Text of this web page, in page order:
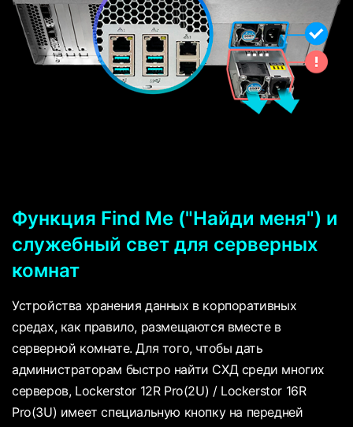
Функция Find Me ("Найди меня") и
служебный свет для серверных
комнат
Устройства хранения данных в корпоративных
средах, как правило, размещаются вместе в
серверной комнате. Для того, чтобы дать
администраторам быстро найти СХД среди многих
серверов, Lockerstor 12R Pro(2U) / Lockerstor 16R
Pro(3U) имеет специальную кнопку на передней